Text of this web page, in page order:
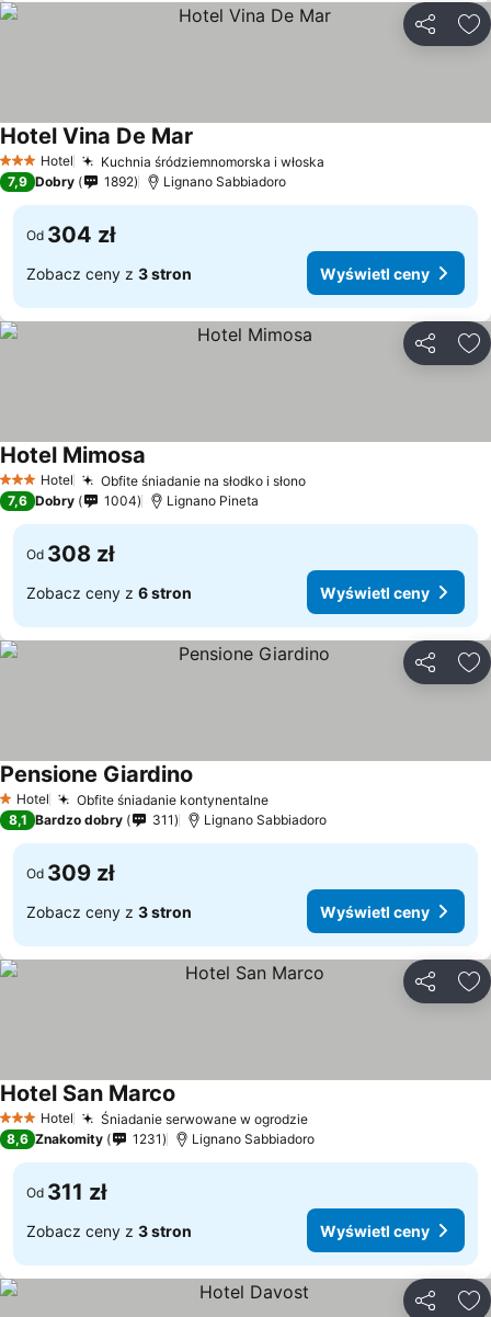
3 Kategoria
Hotel Kuchnia śródziemnomorska i włoska
Hotel Vina De Mar
7,9 Dobry 1892 Lignano Sabbiadoro
Od 304 zł
Zobacz ceny z 3 stron Wyświetl ceny
3 Kategoria
Hotel Obfite śniadanie na słodko i słono
Hotel Mimosa
7,6 Dobry 1004 Lignano Pineta
Od 308 zł
Zobacz ceny z 6 stron Wyświetl ceny
1 Kategoria
Hotel Obfite śniadanie kontynentalne
Pensione Giardino
8,1 Bardzo dobry 311 Lignano Sabbiadoro
Od 309 zł
Zobacz ceny z 3 stron Wyświetl ceny
3 Kategoria
Hotel Śniadanie serwowane w ogrodzie
Hotel San Marco
8,6 Znakomity 1231 Lignano Sabbiadoro
Od 311 zł
Zobacz ceny z 3 stron Wyświetl ceny